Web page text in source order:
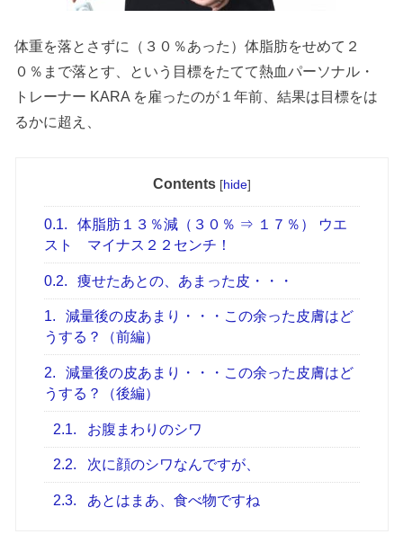
体重を落とさずに（３０％あった）体脂肪をせめて２
０％まで落とす、という目標をたてて熱血パーソナル・
トレーナー KARA を雇ったのが１年前、結果は目標をは
るかに超え、
Contents [hide]
0.1.
体脂肪１３％減（３０％ ⇒ １７％） ウエ
スト マイナス２２センチ！
0.2. 痩せたあとの、あまった皮・・・
1.
減量後の皮あまり・・・この余った皮膚はど
うする？（前編）
2.
減量後の皮あまり・・・この余った皮膚はど
うする？（後編）
2.1. お腹まわりのシワ
2.2. 次に顔のシワなんですが、
2.3. あとはまあ、食べ物ですね